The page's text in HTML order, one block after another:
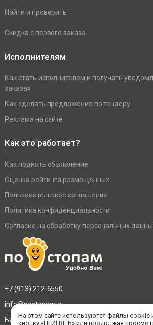
Найти и проверить
Скидка с первого заказа
Исполнителям
Как стать исполнителем и получать
заказах
Как сделать предложение по тендеру
Реклама на сайте
Как это работает?
Как поднять объявление
Оценка рейтинга размещенных
Пользовательское соглашение
Политика конфиденциальности
Согласие на обработку персональных
+7 (913) 212-6550
info@postopam.ru
Барнаул, пр. Социалистический 109, оф.455
На этом сайте используются файлы cookie
кнопку «ПРИНЯТЬ» или продолжая